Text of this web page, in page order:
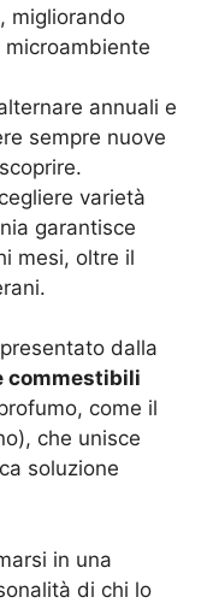
migliorando
microambiente
annuali e
sempre nuove
varietà
garantisce
mesi, oltre il
dalla
commestibili
come il
che unisce
soluzione
in una
di chi lo